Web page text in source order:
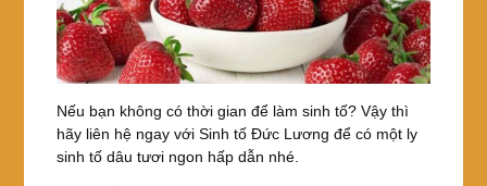
Nếu bạn không có thời gian để làm sinh tố? Vậy thì
hãy liên hệ ngay với Sinh tố Đức Lương để có một ly
sinh tố dâu tươi ngon hấp dẫn nhé.